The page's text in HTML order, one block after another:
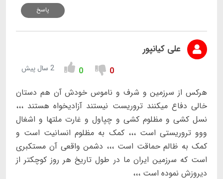
پاسخ
علی کیانپور
0
0 2 سال پیش
هرکس از سرزمین و شرف و ناموس خودش آن هم دستان
خالی دفاع میکنند تروریست نیستند آزادیخواه هستند ،،،
نسل کشی و مظلوم کشی و چپاول و غارت ملتها و اشغال
ووو تروریستی است ،،، کمک به مظلوم انسانیت است و
کمک به ظالم حماقت است ،،، دشمن واقعی آن‌ مستکبری
است که‌ سرزمین ایران ما در طول تاریخ هر روز کوچکتر از
دیروزش نموده است ،،،